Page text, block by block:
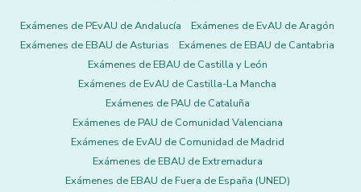
Exámenes de PEvAU de Andalucía
Exámenes de EvAU de Aragón
Exámenes de EBAU de Asturias
Exámenes de EBAU de Cantabria
Exámenes de EBAU de Castilla y León
Exámenes de EvAU de Castilla-La Mancha
Exámenes de PAU de Cataluña
Exámenes de PAU de Comunidad Valenciana
Exámenes de EvAU de Comunidad de Madrid
Exámenes de EBAU de Extremadura
Exámenes de EBAU de Fuera de España (UNED)